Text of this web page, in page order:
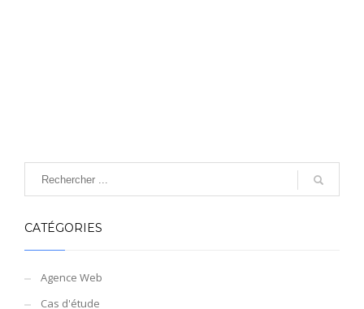
CATÉGORIES
Agence Web
Cas d'étude